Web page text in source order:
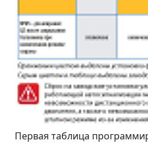
Первая таблица